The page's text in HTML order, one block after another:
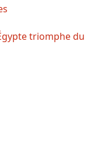
triomphe du